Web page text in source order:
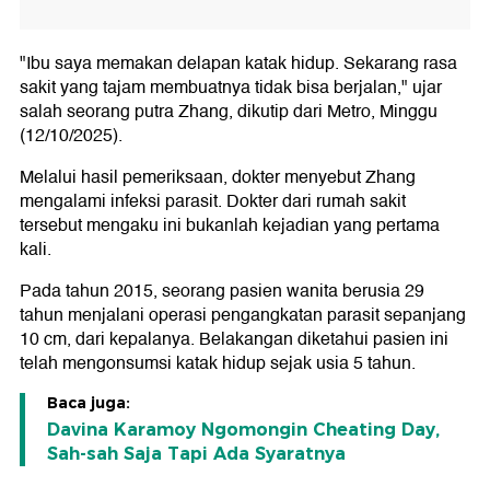
"Ibu saya memakan delapan katak hidup. Sekarang rasa
sakit yang tajam membuatnya tidak bisa berjalan," ujar
salah seorang putra Zhang, dikutip dari Metro, Minggu
(12/10/2025).
Melalui hasil pemeriksaan, dokter menyebut Zhang
mengalami infeksi parasit. Dokter dari rumah sakit
tersebut mengaku ini bukanlah kejadian yang pertama
kali.
Pada tahun 2015, seorang pasien wanita berusia 29
tahun menjalani operasi pengangkatan parasit sepanjang
10 cm, dari kepalanya. Belakangan diketahui pasien ini
telah mengonsumsi katak hidup sejak usia 5 tahun.
Baca juga:
Davina Karamoy Ngomongin Cheating Day,
Sah-sah Saja Tapi Ada Syaratnya